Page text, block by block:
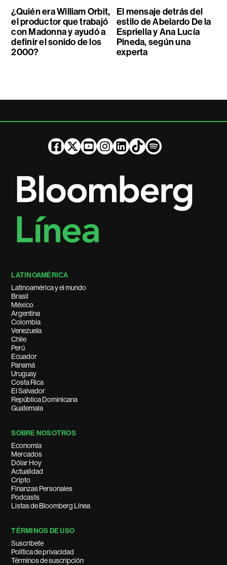
¿Quién era William Orbit,
el productor que trabajó
con Madonna y ayudó a
definir el sonido de los
2000?
El mensaje detrás del
estilo de Abelardo De la
Espriella y Ana Lucía
Pineda, según una
experta
LATINOAMÉRICA
Latinoamérica y el mundo
Brasil
México
Argentina
Colombia
Venezuela
Chile
Perú
Ecuador
Panamá
Uruguay
Costa Rica
El Salvador
República Dominicana
Guatemala
SOBRE NOSOTROS
Economía
Mercados
Dólar Hoy
Actualidad
Cripto
Finanzas Personales
Podcasts
Listas de Bloomberg Línea
TÉRMINOS DE USO
Suscríbete
Política de privacidad
Términos de suscripción